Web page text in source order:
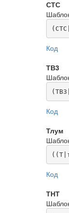
СТС
Код
ТВ3
Код
Тлум
Код
ТНТ